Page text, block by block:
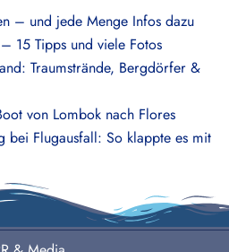
– und jede Menge Infos dazu
15 Tipps und viele Fotos
Traumstrände, Bergdörfer &
von Lombok nach Flores
bei Flugausfall: So klappte es mit